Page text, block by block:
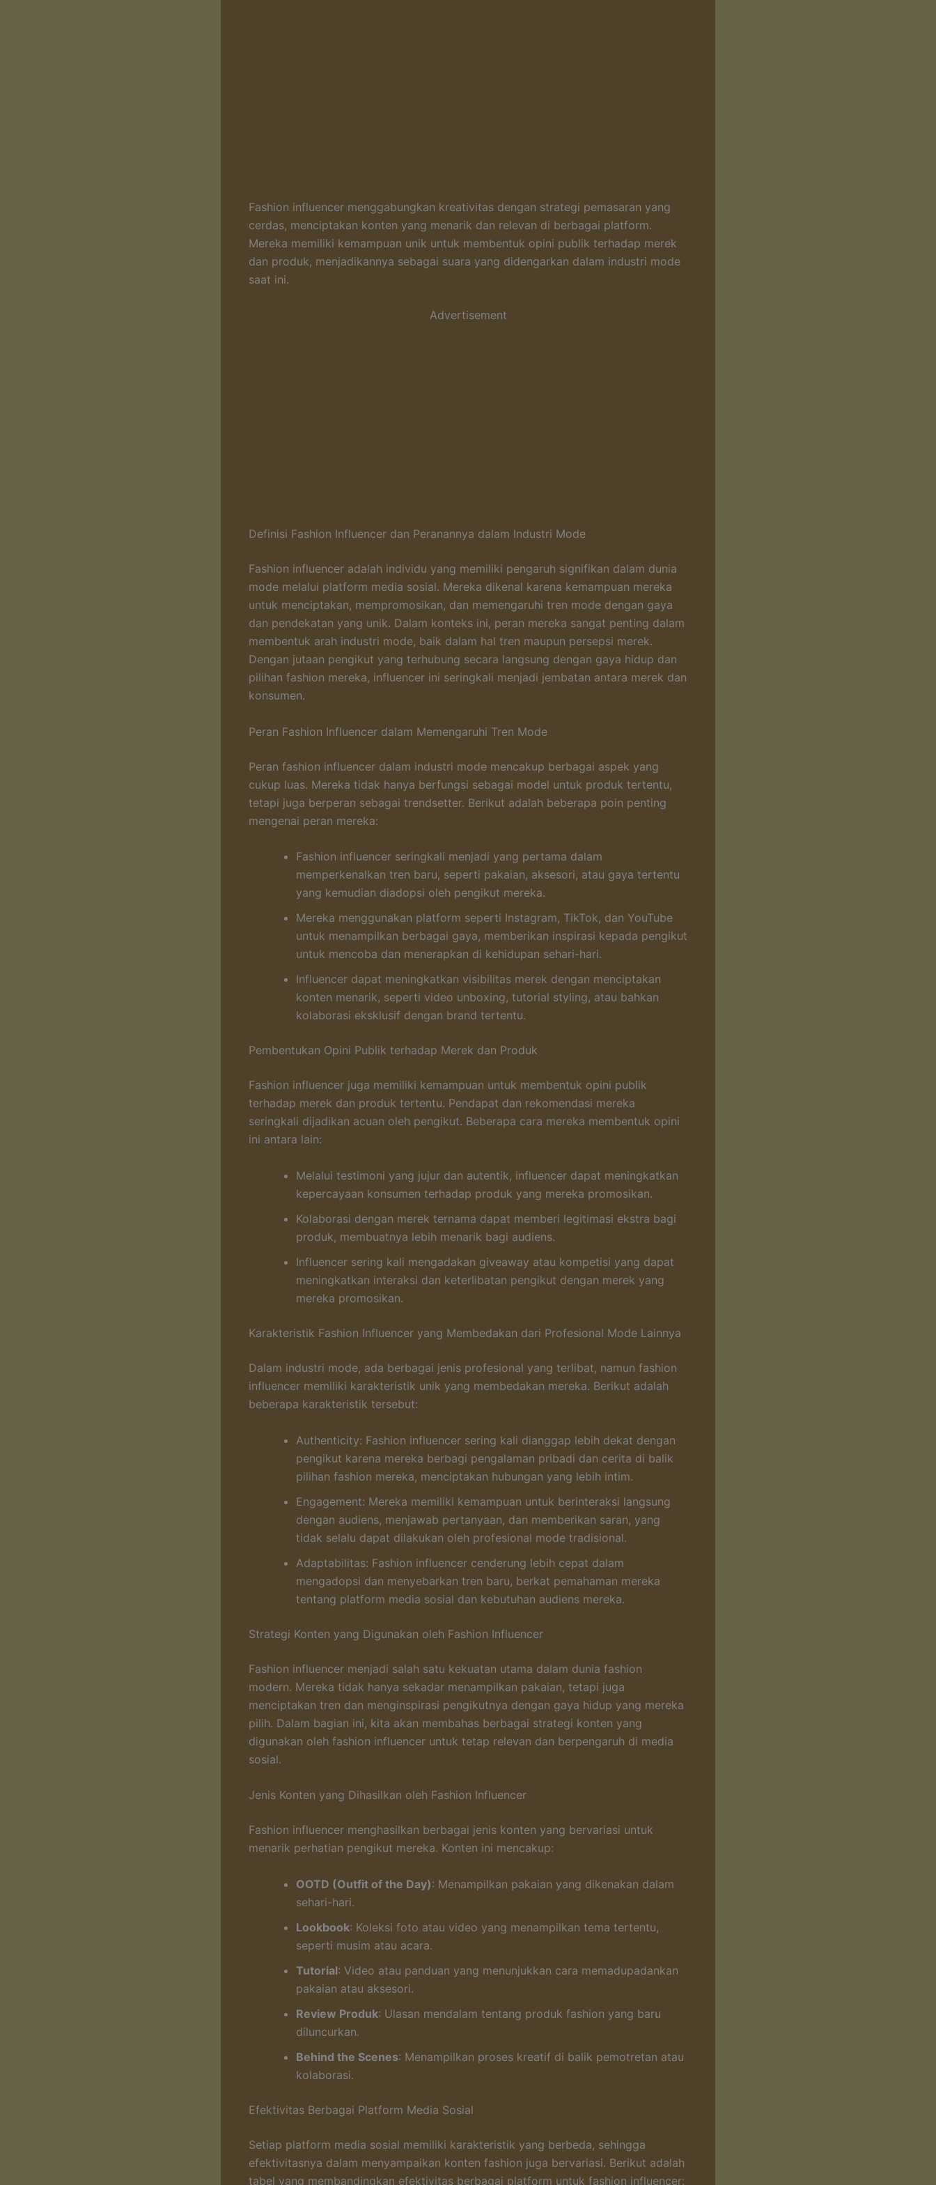
Fashion influencer menggabungkan kreativitas dengan strategi pemasaran yang
cerdas, menciptakan konten yang menarik dan relevan di berbagai platform.
Mereka memiliki kemampuan unik untuk membentuk opini publik terhadap merek
dan produk, menjadikannya sebagai suara yang didengarkan dalam industri mode
saat ini.
Advertisement
Definisi Fashion Influencer dan Peranannya dalam Industri Mode
Fashion influencer adalah individu yang memiliki pengaruh signifikan dalam dunia
mode melalui platform media sosial. Mereka dikenal karena kemampuan mereka
untuk menciptakan, mempromosikan, dan memengaruhi tren mode dengan gaya
dan pendekatan yang unik. Dalam konteks ini, peran mereka sangat penting dalam
membentuk arah industri mode, baik dalam hal tren maupun persepsi merek.
Dengan jutaan pengikut yang terhubung secara langsung dengan gaya hidup dan
pilihan fashion mereka, influencer ini seringkali menjadi jembatan antara merek dan
konsumen.
Peran Fashion Influencer dalam Memengaruhi Tren Mode
Peran fashion influencer dalam industri mode mencakup berbagai aspek yang
cukup luas. Mereka tidak hanya berfungsi sebagai model untuk produk tertentu,
tetapi juga berperan sebagai trendsetter. Berikut adalah beberapa poin penting
mengenai peran mereka:
Fashion influencer seringkali menjadi yang pertama dalam
memperkenalkan tren baru, seperti pakaian, aksesori, atau gaya tertentu
yang kemudian diadopsi oleh pengikut mereka.
Mereka menggunakan platform seperti Instagram, TikTok, dan YouTube
untuk menampilkan berbagai gaya, memberikan inspirasi kepada pengikut
untuk mencoba dan menerapkan di kehidupan sehari-hari.
Influencer dapat meningkatkan visibilitas merek dengan menciptakan
konten menarik, seperti video unboxing, tutorial styling, atau bahkan
kolaborasi eksklusif dengan brand tertentu.
Pembentukan Opini Publik terhadap Merek dan Produk
Fashion influencer juga memiliki kemampuan untuk membentuk opini publik
terhadap merek dan produk tertentu. Pendapat dan rekomendasi mereka
seringkali dijadikan acuan oleh pengikut. Beberapa cara mereka membentuk opini
ini antara lain:
Melalui testimoni yang jujur dan autentik, influencer dapat meningkatkan
kepercayaan konsumen terhadap produk yang mereka promosikan.
Kolaborasi dengan merek ternama dapat memberi legitimasi ekstra bagi
produk, membuatnya lebih menarik bagi audiens.
Influencer sering kali mengadakan giveaway atau kompetisi yang dapat
meningkatkan interaksi dan keterlibatan pengikut dengan merek yang
mereka promosikan.
Karakteristik Fashion Influencer yang Membedakan dari Profesional Mode Lainnya
Dalam industri mode, ada berbagai jenis profesional yang terlibat, namun fashion
influencer memiliki karakteristik unik yang membedakan mereka. Berikut adalah
beberapa karakteristik tersebut:
Authenticity: Fashion influencer sering kali dianggap lebih dekat dengan
pengikut karena mereka berbagi pengalaman pribadi dan cerita di balik
pilihan fashion mereka, menciptakan hubungan yang lebih intim.
Engagement: Mereka memiliki kemampuan untuk berinteraksi langsung
dengan audiens, menjawab pertanyaan, dan memberikan saran, yang
tidak selalu dapat dilakukan oleh profesional mode tradisional.
Adaptabilitas: Fashion influencer cenderung lebih cepat dalam
mengadopsi dan menyebarkan tren baru, berkat pemahaman mereka
tentang platform media sosial dan kebutuhan audiens mereka.
Strategi Konten yang Digunakan oleh Fashion Influencer
Fashion influencer menjadi salah satu kekuatan utama dalam dunia fashion
modern. Mereka tidak hanya sekadar menampilkan pakaian, tetapi juga
menciptakan tren dan menginspirasi pengikutnya dengan gaya hidup yang mereka
pilih. Dalam bagian ini, kita akan membahas berbagai strategi konten yang
digunakan oleh fashion influencer untuk tetap relevan dan berpengaruh di media
sosial.
Jenis Konten yang Dihasilkan oleh Fashion Influencer
Fashion influencer menghasilkan berbagai jenis konten yang bervariasi untuk
menarik perhatian pengikut mereka. Konten ini mencakup:
OOTD (Outfit of the Day): Menampilkan pakaian yang dikenakan dalam
sehari-hari.
Lookbook: Koleksi foto atau video yang menampilkan tema tertentu,
seperti musim atau acara.
Tutorial: Video atau panduan yang menunjukkan cara memadupadankan
pakaian atau aksesori.
Review Produk: Ulasan mendalam tentang produk fashion yang baru
diluncurkan.
Behind the Scenes: Menampilkan proses kreatif di balik pemotretan atau
kolaborasi.
Efektivitas Berbagai Platform Media Sosial
Setiap platform media sosial memiliki karakteristik yang berbeda, sehingga
efektivitasnya dalam menyampaikan konten fashion juga bervariasi. Berikut adalah
tabel yang membandingkan efektivitas berbagai platform untuk fashion influencer: